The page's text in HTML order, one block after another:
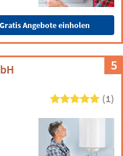
Gratis Angebote einholen
5
(1)